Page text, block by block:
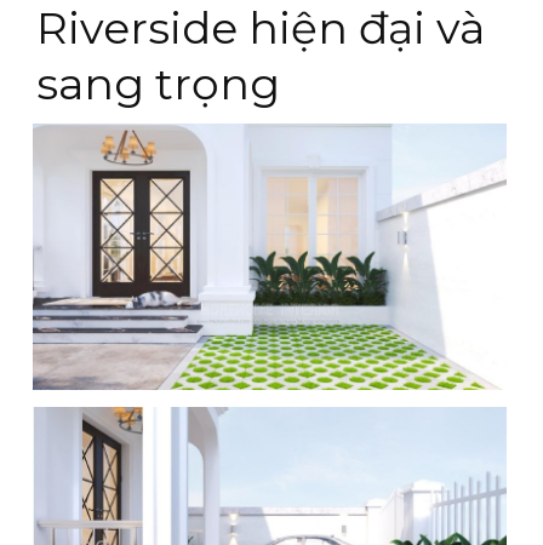
Riverside hiện đại và
sang trọng